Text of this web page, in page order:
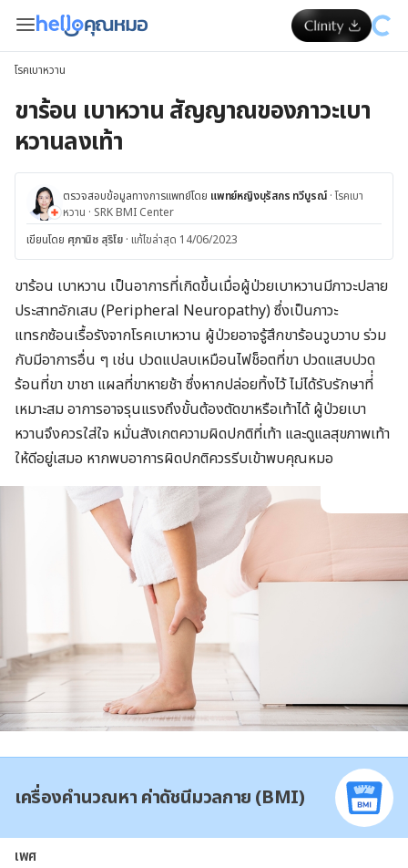
โรคเบาหวาน
ขาร้อน เบาหวาน สัญญาณของภาวะเบา
หวานลงเท้า
ตรวจสอบข้อมูลทางการแพทย์โดย แพทย์หญิงบุรัสกร ทวีบูรณ์ ·โรคเบา
หวาน · SRK BMI Center
เขียนโดย ศุภานิช สุริโย · แก้ไขล่าสุด 14/06/2023
ขาร้อน เบาหวาน เป็นอาการที่เกิดขึ้นเมื่อผู้ป่วยเบาหวานมีภาวะปลาย
ประสาทอักเสบ (Peripheral Neuropathy) ซึ่งเป็นภาวะ
แทรกซ้อนเรื้อรังจากโรคเบาหวาน ผู้ป่วยอาจรู้สึกขาร้อนวูบวาบ ร่วม
กับมีอาการอื่น ๆ เช่น ปวดแปลบเหมือนไฟช็อตที่ขา ปวดแสบปวด
ร้อนที่ขา ขาชา แผลที่ขาหายช้า ซึ่งหากปล่อยทิ้งไว้ ไม่ได้รับรักษาที่่
เหมาะสม อาการอาจรุนแรงถึงขั้นต้องตัดขาหรือเท้าได้ ผู้ป่วยเบา
หวานจึงควรใส่ใจ หมั่นสังเกตความผิดปกติที่เท้า และดูแลสุขภาพเท้า
ให้ดีอยู่เสมอ หากพบอาการผิดปกติควรรีบเข้าพบคุณหมอ
เครื่องคำนวณหา ค่าดัชนีมวลกาย (BMI)
เพศ